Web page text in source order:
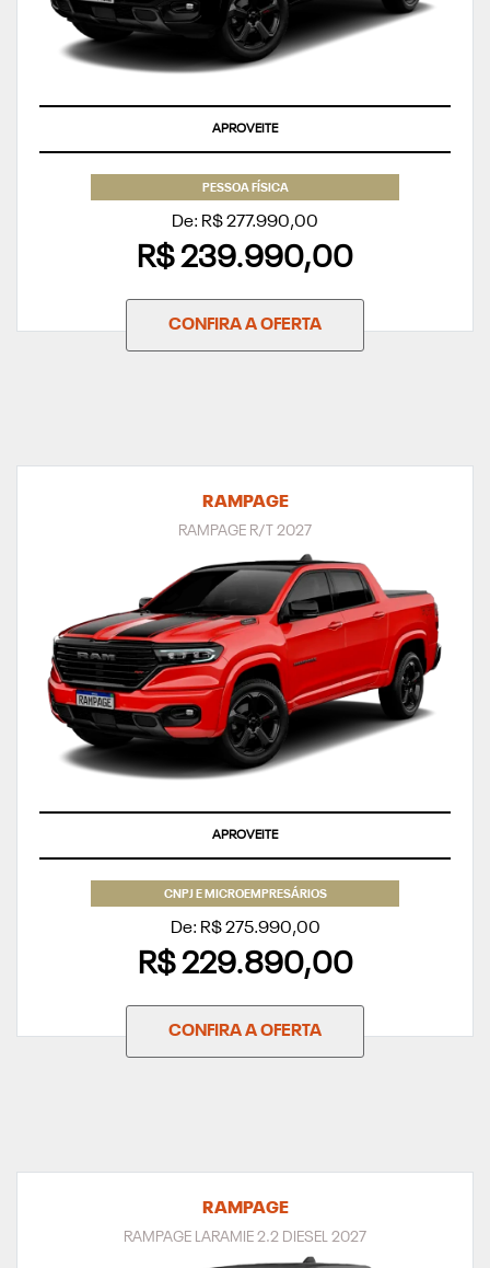
APROVEITE
PESSOA FÍSICA
De: R$ 277.990,00
R$ 239.990,00
CONFIRA A OFERTA
RAMPAGE
RAMPAGE R/T 2027
TAXA ZERO
CNPJ E MICROEMPRESÁRIOS
De: R$ 275.990,00
R$ 229.890,00
CONFIRA A OFERTA
RAMPAGE
RAMPAGE LARAMIE 2.2 DIESEL 2027